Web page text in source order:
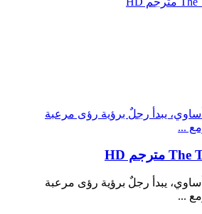
يبدأ رجلٌ برؤية رؤى مرعبة
...
يبدأ رجلٌ برؤية رؤى مرعبة
...